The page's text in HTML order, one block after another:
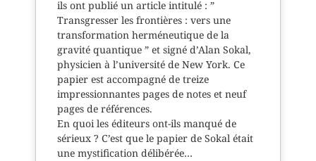
ils ont publié un article intitulé : ”
Transgresser les frontières : vers une
transformation herméneutique de la
gravité quantique ” et signé d’Alan Sokal,
physicien à l’université de New York. Ce
papier est accompagné de treize
impressionnantes pages de notes et neuf
pages de références.
En quoi les éditeurs ont-ils manqué de
sérieux ? C’est que le papier de Sokal était
une mystification délibérée…